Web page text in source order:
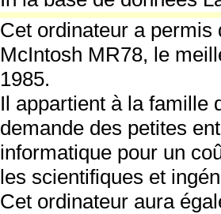
Cet ordinateur a
McIntosh MR78, le
1985.
Il appartient à la famille
demande des petites
informatique pour un
les scientifiques et
Cet ordinateur aura